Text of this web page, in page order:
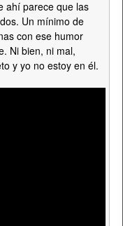
ahí parece que las
Un mínimo de
con ese humor
Ni bien, ni mal,
y yo no estoy en él.